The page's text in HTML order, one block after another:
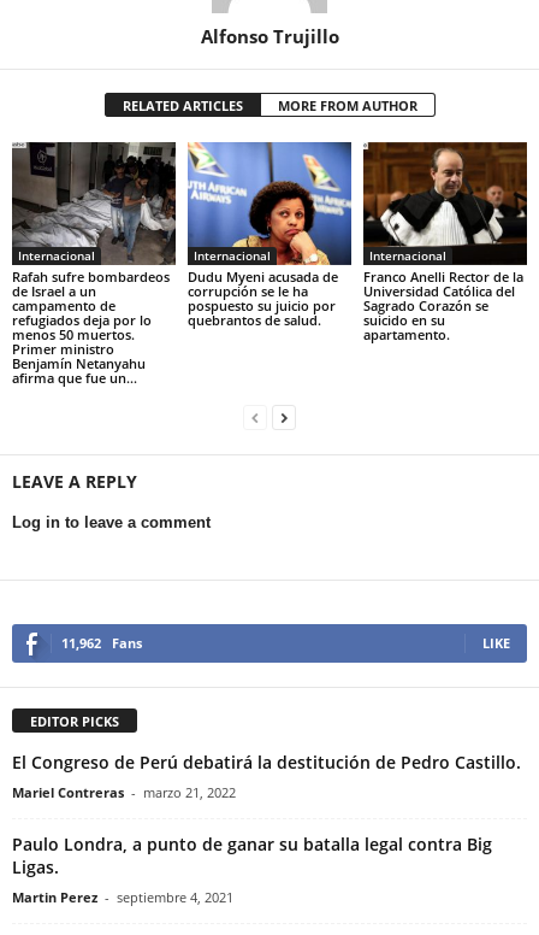
Alfonso Trujillo
RELATED ARTICLES MORE FROM AUTHOR
Internacional
Rafah sufre bombardeos
de Israel a un
campamento de
refugiados deja por lo
menos 50 muertos.
Primer ministro
Benjamín Netanyahu
afirma que fue un...
Internacional
Dudu Myeni acusada de
corrupción se le ha
pospuesto su juicio por
quebrantos de salud.
Internacional
Franco Anelli Rector de la
Universidad Católica del
Sagrado Corazón se
suicido en su
apartamento.
LEAVE A REPLY
Log in to leave a comment
11,962 Fans LIKE
EDITOR PICKS
El Congreso de Perú debatirá la destitución de Pedro Castillo.
Mariel Contreras - marzo 21, 2022
Paulo Londra, a punto de ganar su batalla legal contra Big
Ligas.
Martin Perez - septiembre 4, 2021